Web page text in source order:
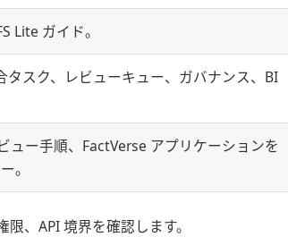
Lite ガイド。
タスク、レビューキュー、ガバナンス、BI
ュー手順、FactVerse アプリケーションを
。
、API 境界を確認します。